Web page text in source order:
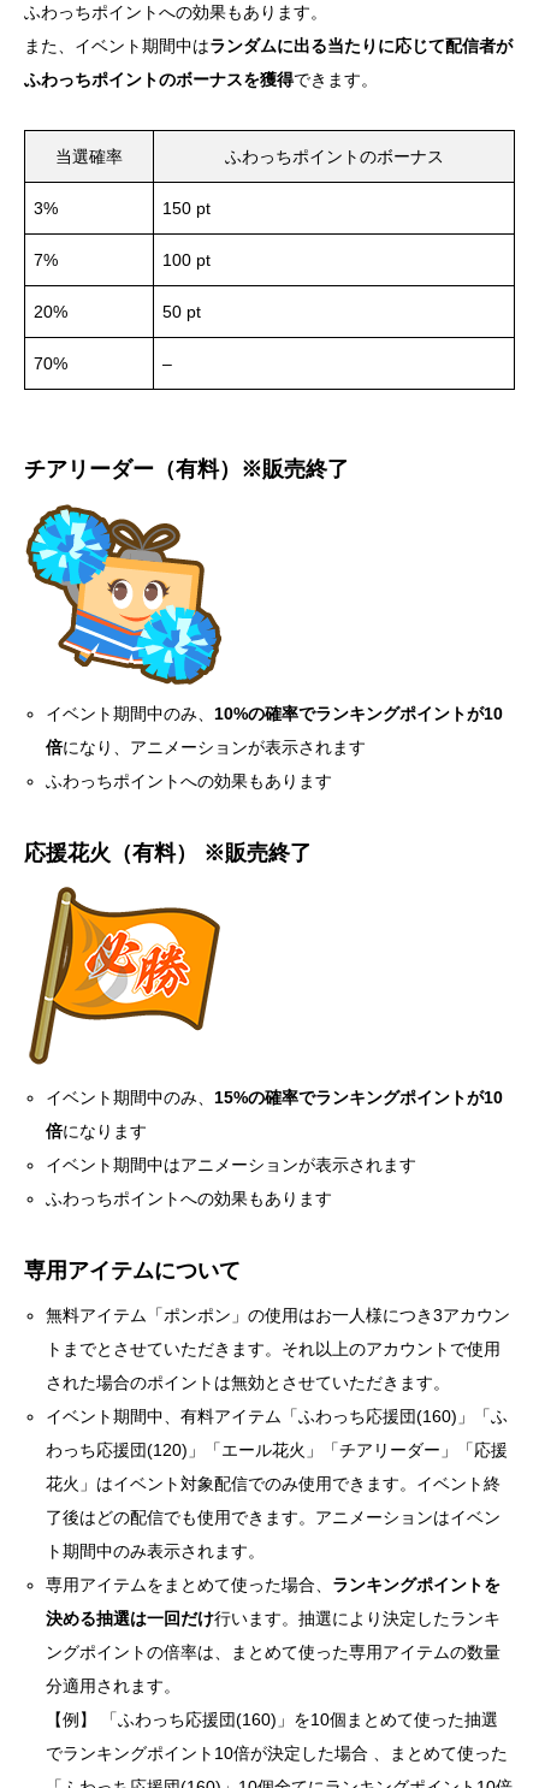
ふわっちポイントへの効果もあります。
また、イベント期間中はランダムに出る当たりに応じて配信者が
ふわっちポイントのボーナスを獲得できます。
当選確率 ふわっちポイントのボーナス
3% 150 pt
7% 100 pt
20% 50 pt
70% –
チアリーダー（有料）※販売終了
イベント期間中のみ、 10%の確率でランキングポイントが10
倍になり、アニメーションが表示されます
ふわっちポイントへの効果もあります
応援花火（有料） ※販売終了
イベント期間中のみ、 15%の確率でランキングポイントが10
倍になります
イベント期間中はアニメーションが表示されます
ふわっちポイントへの効果もあります
専用アイテムについて
無料アイテム「ポンポン」の使用はお一人様につき3アカウン
トまでとさせていただきます。それ以上のアカウントで使用
された場合のポイントは無効とさせていただきます。
イベント期間中、有料アイテム「ふわっち応援団(160)」「ふ
わっち応援団(120)」「エール花火」「チアリーダー」「応援
花火」はイベント対象配信でのみ使用できます。イベント終
了後はどの配信でも使用できます。アニメーションはイベン
ト期間中のみ表示されます。
専用アイテムをまとめて使った場合、 ランキングポイントを
決める抽選は⼀回だけ⾏います。抽選により決定したランキ
ングポイントの倍率は、まとめて使った専用アイテムの数量
分適⽤されます。
【例】 「ふわっち応援団(160)」を10個まとめて使った抽選
でランキングポイント10倍が決定した場合 、まとめて使った